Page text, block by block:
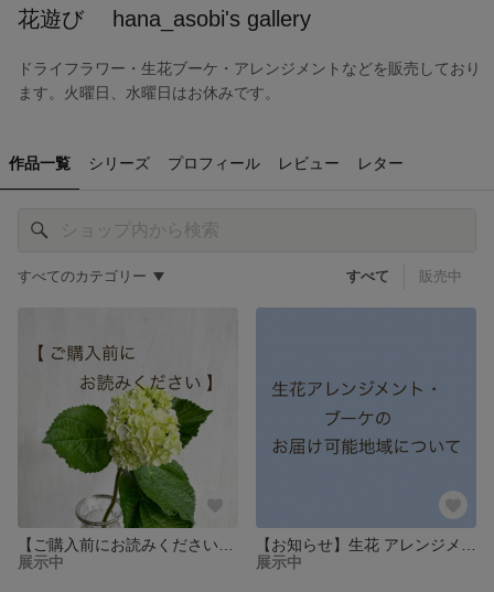
花遊び hana_asobi's gallery
ドライフラワー・生花ブーケ・アレンジメントなどを販売しており
ます。火曜日、水曜日はお休みです。
作品一覧 シリーズ プロフィール レビュー レター
すべてのカテゴリー すべて 販売中
展示中
展示中